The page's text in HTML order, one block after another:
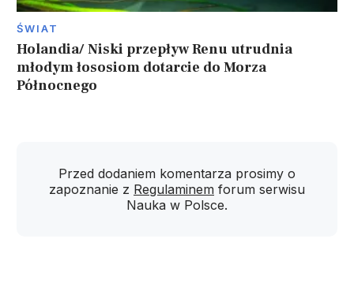
ŚWIAT
Holandia/ Niski przepływ Renu utrudnia
młodym łososiom dotarcie do Morza
Północnego
Przed dodaniem komentarza prosimy o
zapoznanie z Regulaminem forum serwisu
Nauka w Polsce.